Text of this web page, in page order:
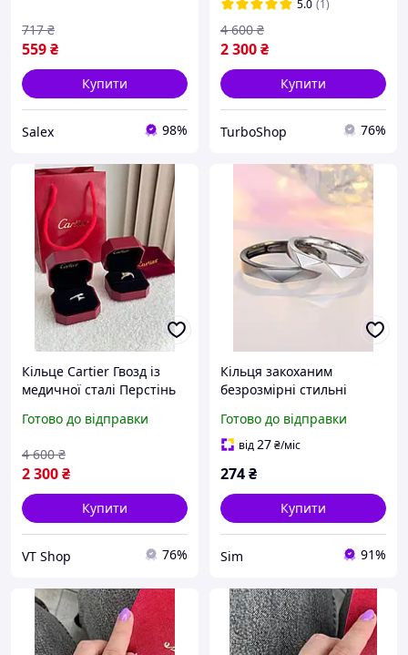
559₴
717 ₴
Купити
Salex 98%
5.0 (1)
2 300₴
4 600 ₴
Купити
TurboShop 76%
Кільце Cartier Гвозд із
медичної сталі Перстінь
Готово до відправки
2 300₴
4 600 ₴
Купити
VT Shop 76%
Кільця закоханим
безрозмірні стильні
медичної сталі Парні
кільця біжутрія sim
Готово до відправки
від27₴/міс
274₴
Купити
Sim 91%